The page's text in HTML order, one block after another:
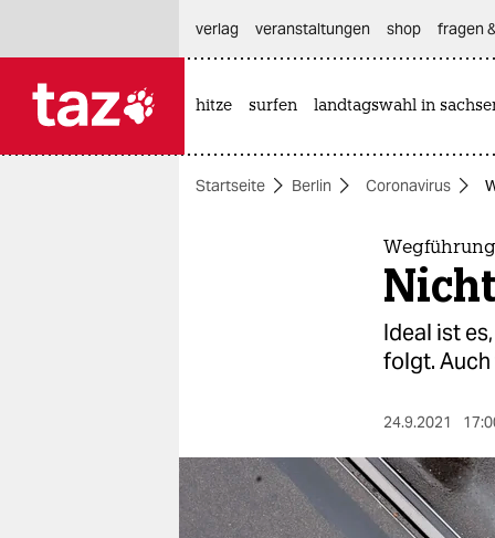
themen
berlin
verlag
veranstaltungen shop fragen
hitze surfen landtagswahl in
Startseite Berlin Coronavirus
Ideal ist
folgt. Auch
24.9.2021